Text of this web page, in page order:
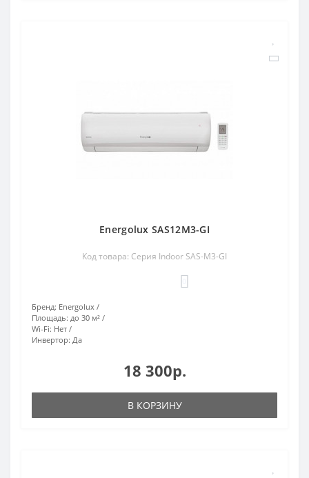
Energolux SAS12M3-GI
Код товара: Серия Indoor SAS-M3-GI
Бренд: Energolux
Площадь: до 30 м²
Wi-Fi: Нет
Инвертор: Да
18 300р.
В КОРЗИНУ